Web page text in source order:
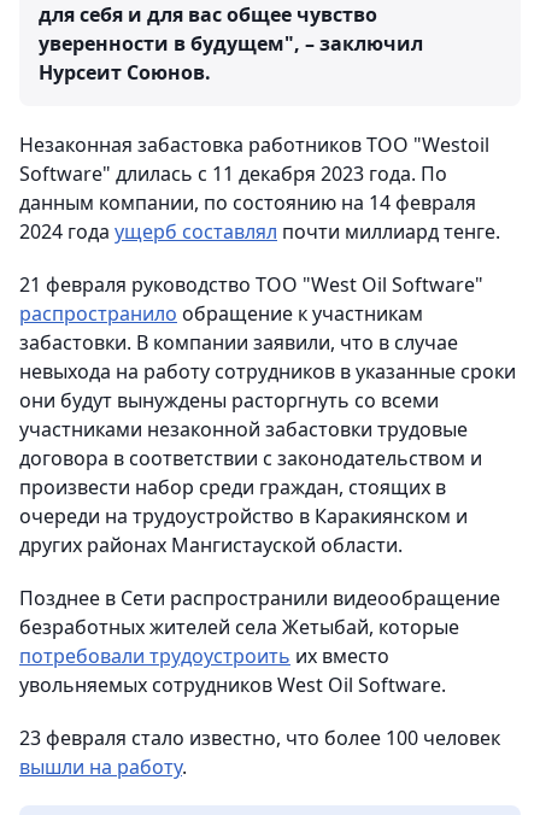
для себя и для вас общее чувство
уверенности в будущем", – заключил
Нурсеит Союнов.
Незаконная забастовка работников ТОО "Westoil
Software" длилась с 11 декабря 2023 года. По
данным компании, по состоянию на 14 февраля
2024 года ущерб составлял почти миллиард тенге.
21 февраля руководство ТОО "West Оil Software"
распространило обращение к участникам
забастовки. В компании заявили, что в случае
невыхода на работу сотрудников в указанные сроки
они будут вынуждены расторгнуть со всеми
участниками незаконной забастовки трудовые
договора в соответствии с законодательством и
произвести набор среди граждан, стоящих в
очереди на трудоустройство в Каракиянском и
других районах Мангистауской области.
Позднее в Сети распространили видеообращение
безработных жителей села Жетыбай, которые
потребовали трудоустроить их вместо
увольняемых сотрудников West Оil Software.
23 февраля стало известно, что более 100 человек
вышли на работу.